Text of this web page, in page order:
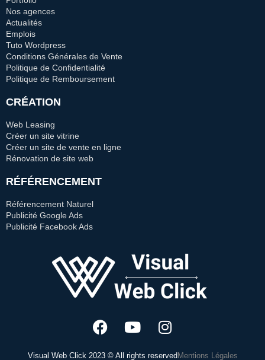
Nos agences
Actualités
Emplois
Tuto Wordpress
Conditions Générales de Vente
Politique de Confidentialité
Politique de Remboursement
CRÉATION
Web Leasing
Créer un site vitrine
Créer un site de vente en ligne
Rénovation de site web
RÉFÉRENCEMENT
Référencement Naturel
Publicité Google Ads
Publicité Facebook Ads
Visual Web Click 2023 © All rights reserved Mentions Légales